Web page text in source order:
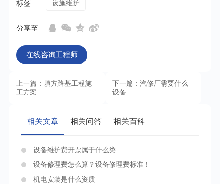
标签 设施维护
分享至
在线咨询工程师
上一篇：填方路基工程施
工方案
下一篇：汽修厂需要什么
设备
相关文章 相关问答 相关百科
设备维护费开票属于什么类
设备修理费怎么算？设备修理费标准！
机电安装是什么资质